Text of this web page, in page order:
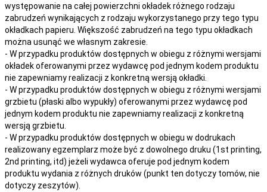
występowanie na całej powierzchni okładek różnego rodzaju
zabrudzeń wynikających z rodzaju wykorzystanego przy tego typu
okładkach papieru. Większość zabrudzeń na tego typu okładkach
można usunąć we własnym zakresie.
- W przypadku produktów dostępnych w obiegu z różnymi wersjami
okładek oferowanymi przez wydawcę pod jednym kodem produktu
nie zapewniamy realizacji z konkretną wersją okładki.
- W przypadku produktów dostępnych w obiegu z różnymi wersjami
grzbietu (płaski albo wypukły) oferowanymi przez wydawcę pod
jednym kodem produktu nie zapewniamy realizacji z konkretną
wersją grzbietu.
- W przypadku produktów dostępnych w obiegu w dodrukach
realizowany egzemplarz może być z dowolnego druku (1st printing,
2nd printing, itd) jeżeli wydawca oferuje pod jednym kodem
produktu wydania z różnych druków (punkt ten dotyczy tomów, nie
dotyczy zeszytów).